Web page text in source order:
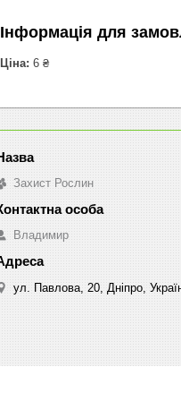
Інформація для
Ціна: 6 ₴
Захист Рослин
Владимир
ул. Павлова, 20, Дніпро,